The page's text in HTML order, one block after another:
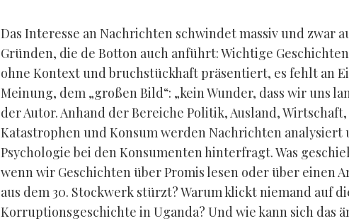
Das Interesse an Nachrichten schwindet massiv und zwar
Gründen, die de Botton auch anführt: Wichtige
ohne Kontext und bruchstückhaft präsentiert, es fehlt an
Meinung, dem „großen Bild“: „kein Wunder, dass wir uns
der Autor. Anhand der Bereiche Politik, Ausland,
Katastrophen und Konsum werden Nachrichten analysiert
Psychologie bei den Konsumenten hinterfragt. Was
wenn wir Geschichten über Promis lesen oder über einen
aus dem 30. Stockwerk stürzt? Warum klickt niemand auf
Korruptionsgeschichte in Uganda? Und wie kann sich das